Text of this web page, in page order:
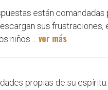
están comandadas
sus frustraciones,
niños ... ver más
propias de su espíritu: